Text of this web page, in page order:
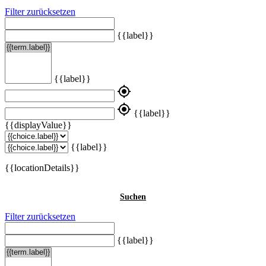
Filter zurücksetzen
{{label}}
{{label}}
my_location
my_location {{label}}
{{displayValue}}
{{label}}
{{locationDetails}}
Suchen
Filter zurücksetzen
{{label}}